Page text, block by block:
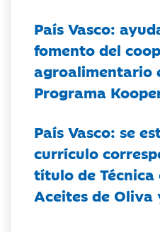
País Vasco:
fomento del
agroalimentario
Programa
País Vasco: se
currículo
título de Técnica
Aceites de Oliva